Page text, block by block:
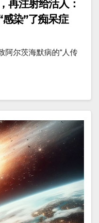
再注射给活人：
染”了痴呆症
阿尔茨海默病的“人传